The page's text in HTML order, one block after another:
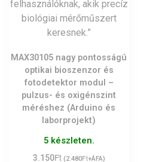
MAX30105 nagy pontosságú
optikai bioszenzor és
fotodetektor modul –
pulzus- és oxigénszint
méréshez (Arduino és
laborprojekt)
5 készleten.
3.150Ft (2.480Ft+ÁFA)